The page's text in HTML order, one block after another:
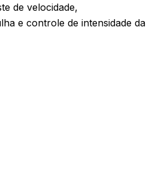
de velocidade,
e controle de intensidade da